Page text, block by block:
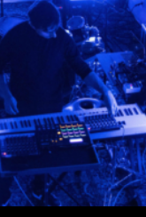
upstream
projecten
Music
8